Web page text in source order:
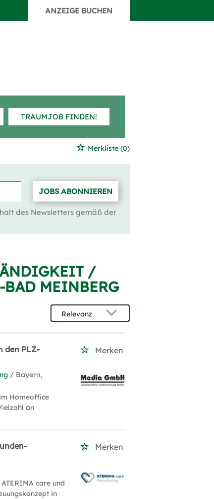
ANZEIGE BUCHEN
TRAUMJOB FINDEN!
Merkliste (0)
JOBS ABONNIEREN
des Newsletters gemäß der
/
MEINBERG
den PLZ-
Merken
/ Bayern,
Homeoffice
an
Merken
care und
in